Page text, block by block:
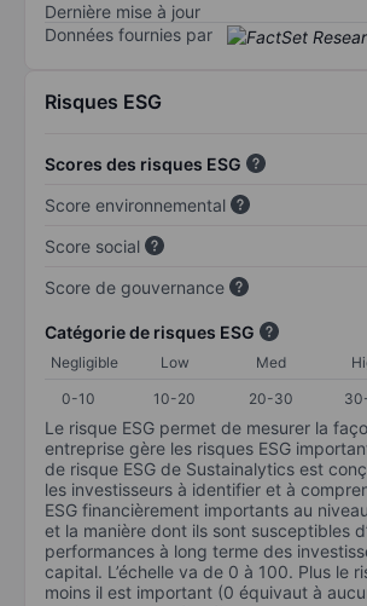
Dernière mise à jour
Données fournies par
Risques ESG
Scores des risques ESG
Score environnemental
Score social
Score de gouvernance
Catégorie de risques ESG
Negligible Low Med
0-10
10-20 20-30
Le risque ESG permet de mesurer la
entreprise gère les risques ESG
de risque ESG de Sustainalytics est
les investisseurs à identifier et à
ESG financièrement importants au
et la manière dont ils sont susceptibles
performances à long terme des
capital. L’échelle va de 0 à 100. Plus le
moins il est important (0 équivaut à